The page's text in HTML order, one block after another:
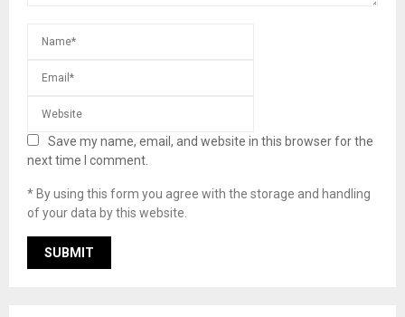
Save my name, email, and website in this browser for the
next time I comment.
* By using this form you agree with the storage and handling
of your data by this website.